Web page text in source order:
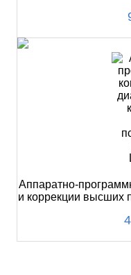
Аппаратно-
и коррекции